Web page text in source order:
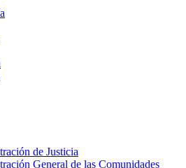
de Justicia
General de las Comunidades